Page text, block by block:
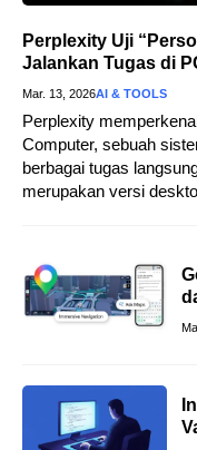
Perplexity Uji
Jalankan Tugas di
Mar. 13, 2026AI & TOOLS
Perplexity
Computer, sebuah
berbagai tugas
merupakan versi